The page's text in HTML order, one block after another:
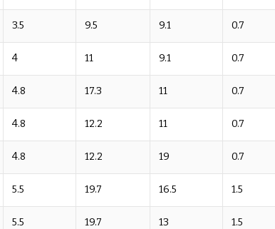
3.5 9.5 9.1 0.7
4 11 9.1 0.7
4.8 17.3 11 0.7
4.8 12.2 11 0.7
4.8 12.2 19 0.7
5.5 19.7 16.5 1.5
5.5 19.7 13 1.5